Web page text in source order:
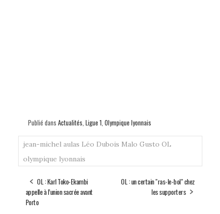
Publié dans Actualités, Ligue 1, Olympique lyonnais
jean-michel aulas Léo Dubois Malo Gusto OL
olympique lyonnais
OL : Karl Toko-Ekambi
appelle à l’union sacrée avant
Porto
OL : un certain "ras-le-bol" chez
les supporters